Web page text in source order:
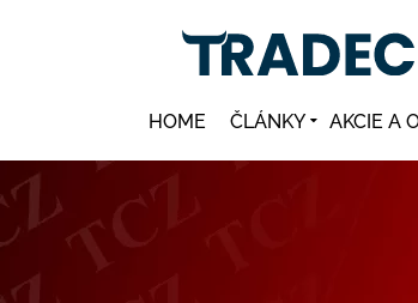
HOME ČLÁNKY AKCIE A